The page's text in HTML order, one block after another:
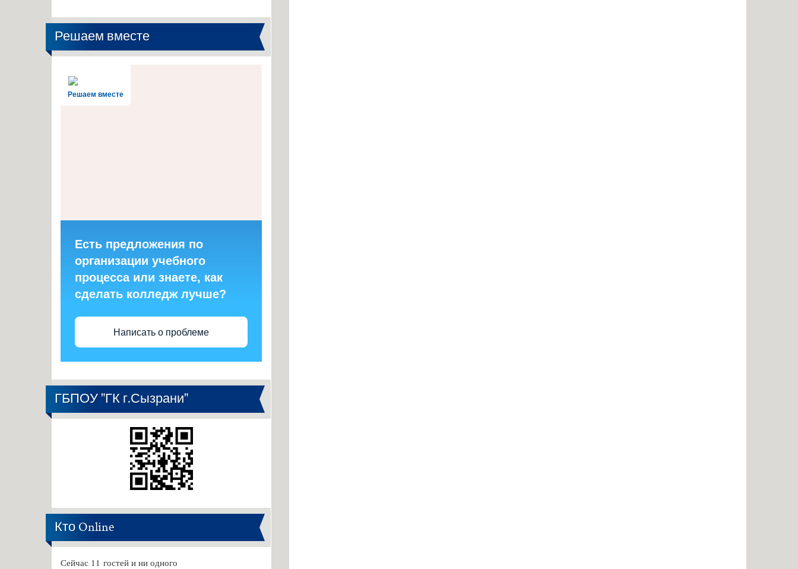
Решаем вместе
Решаем вместе
Есть предложения по
организации учебного
процесса или знаете, как
сделать колледж лучше?
Написать о проблеме
ГБПОУ "ГК г.Сызрани"
Кто Online
Сейчас 11 гостей и ни одного